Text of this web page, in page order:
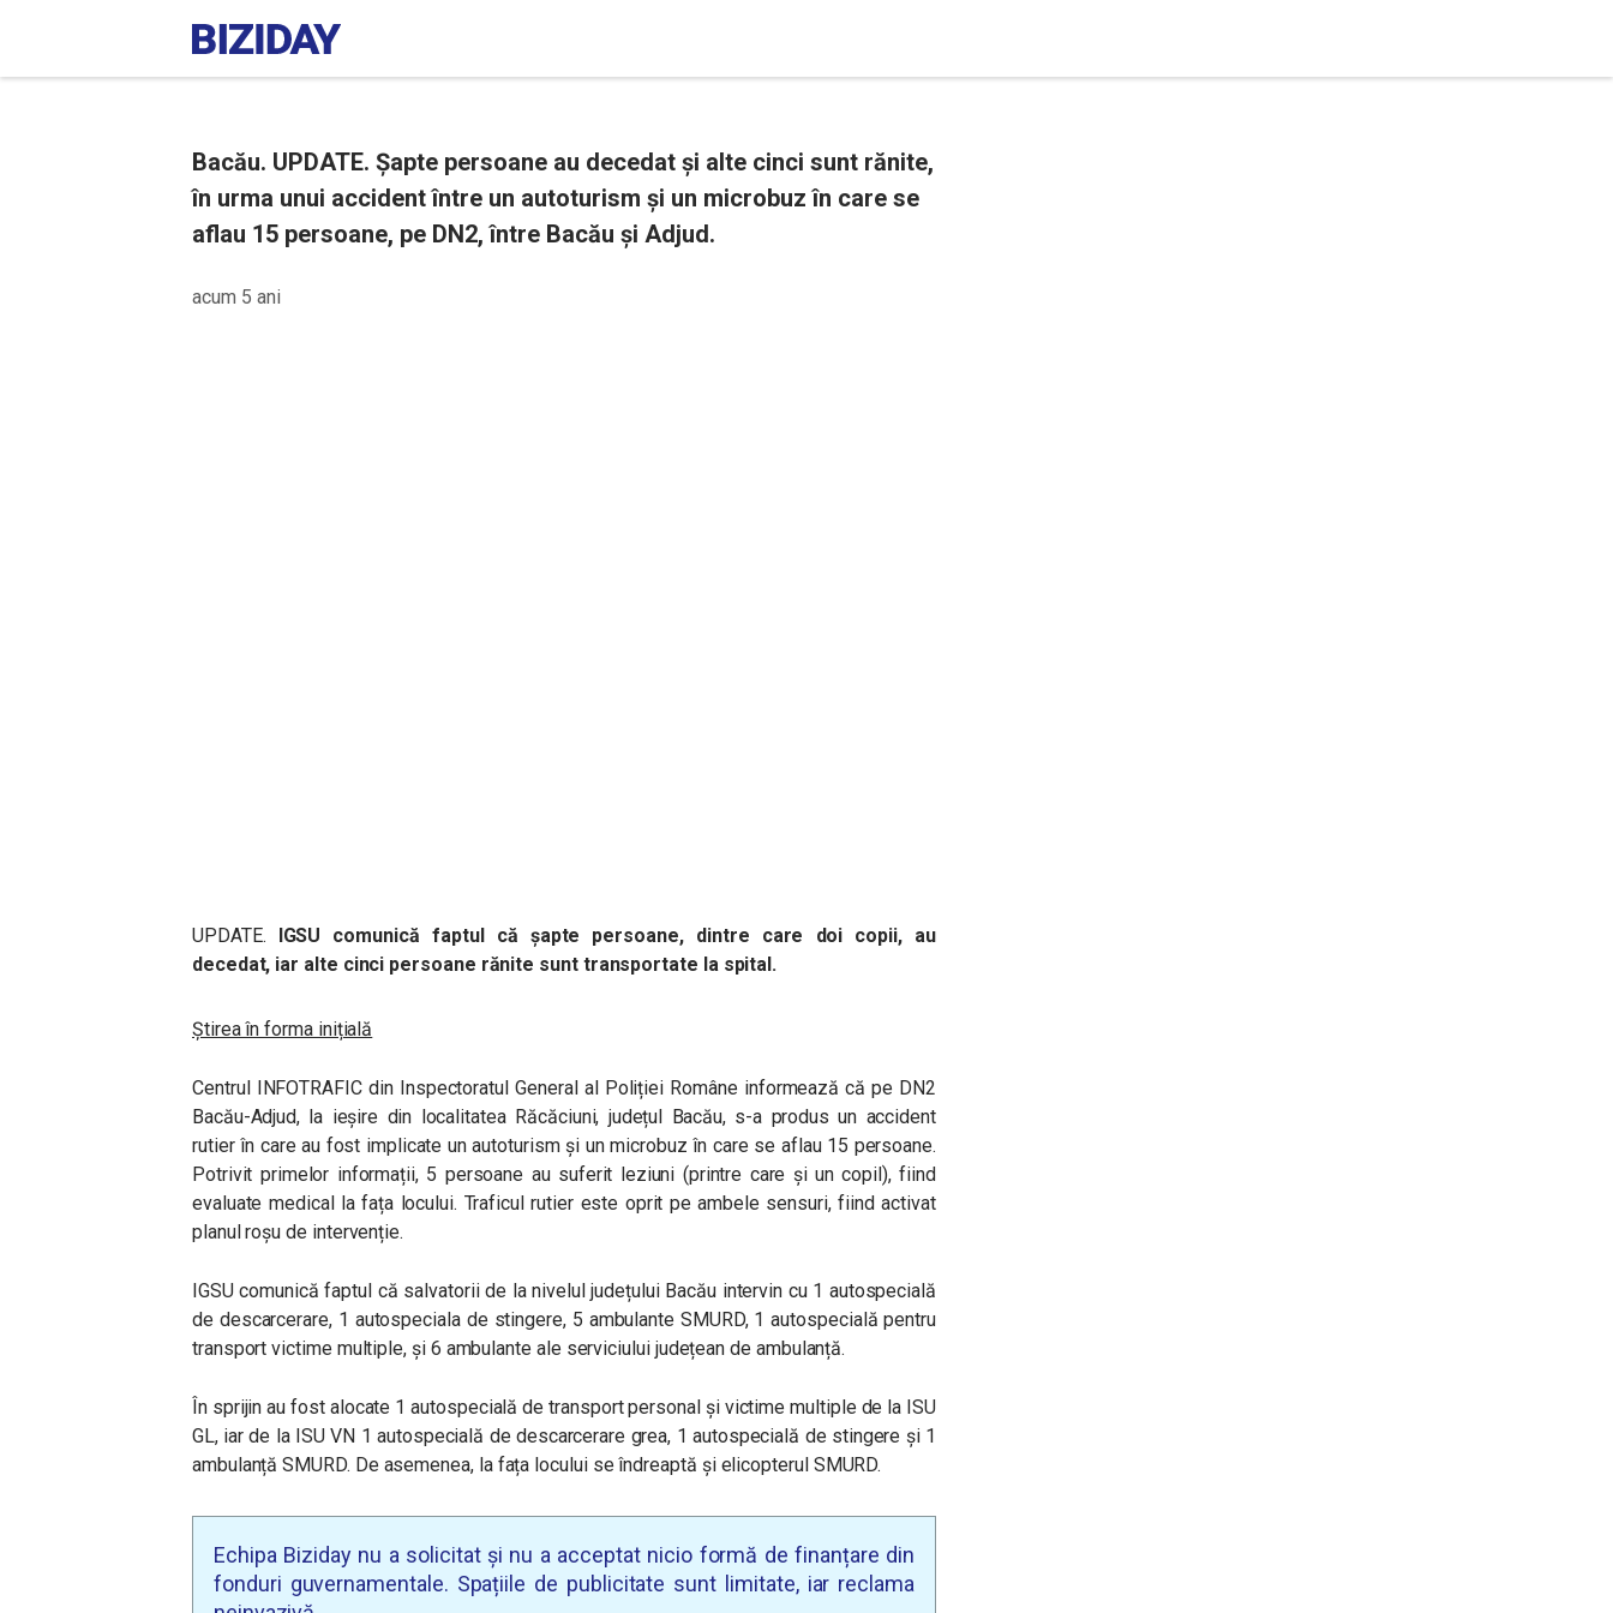
Bacău. UPDATE. Șapte persoane au decedat și alte cinci sunt rănite,
în urma unui accident între un autoturism și un microbuz în care se
aflau 15 persoane, pe DN2, între Bacău și Adjud.
acum 5 ani
UPDATE. IGSU comunică faptul că șapte persoane, dintre care doi copii, au
decedat, iar alte cinci persoane rănite sunt transportate la spital.
Știrea în forma inițială
Centrul INFOTRAFIC din Inspectoratul General al Poliției Române informează că pe DN2
Bacău-Adjud, la ieșire din localitatea Răcăciuni, județul Bacău, s-a produs un accident
rutier în care au fost implicate un autoturism și un microbuz în care se aflau 15 persoane.
Potrivit primelor informații, 5 persoane au suferit leziuni (printre care și un copil), fiind
evaluate medical la fața locului. Traficul rutier este oprit pe ambele sensuri, fiind activat
planul roșu de intervenție.
IGSU comunică faptul că salvatorii de la nivelul județului Bacău intervin cu 1 autospecială
de descarcerare, 1 autospeciala de stingere, 5 ambulante SMURD, 1 autospecială pentru
transport victime multiple, și 6 ambulante ale serviciului județean de ambulanță.
În sprijin au fost alocate 1 autospecială de transport personal și victime multiple de la ISU
GL, iar de la ISU VN 1 autospecială de descarcerare grea, 1 autospecială de stingere și 1
ambulanță SMURD. De asemenea, la fața locului se îndreaptă și elicopterul SMURD.
Echipa Biziday nu a solicitat și nu a acceptat nicio formă de finanțare din
fonduri guvernamentale. Spațiile de publicitate sunt limitate, iar reclama